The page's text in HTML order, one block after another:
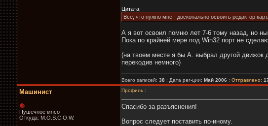
Цитата:
Все, что нужно мне - досконально освоить редактор карт.
А я вот освоил помню лет 7-6 тому назад, но
Пока по крайней мере под Win32 порт не
(на твоем месте я бы А. выбрал другой движок
перекодив немного)
Всего записей: 38 : Дата рег-ции: Май 2006 : Отправлено:
Машинист
Пушечное мясо
Откуда: M.O.S.C.O.W.
Профиль :
Спасибо за разъяснения!
Вопрос следует поставить по-иному.